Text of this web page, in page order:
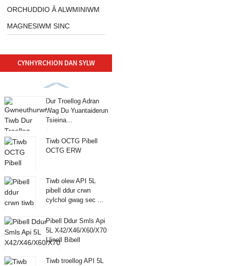
ORCHUDDIO Â ALWMINIWM
MAGNESIWM SINC
CYNHYRCHION DAN SYLW
Dur Troellog Adran
Wag Du Yuantaiderun
Tsieina...
Tiwb OCTG Pibell
OCTG ERW
Tiwb olew API 5L
pibell ddur crwn
cylchol gwag sec ...
Pibell Ddur Smls Api
5L X42/X46/X60/X70
Llinell Bibell
Tiwb troellog API 5L